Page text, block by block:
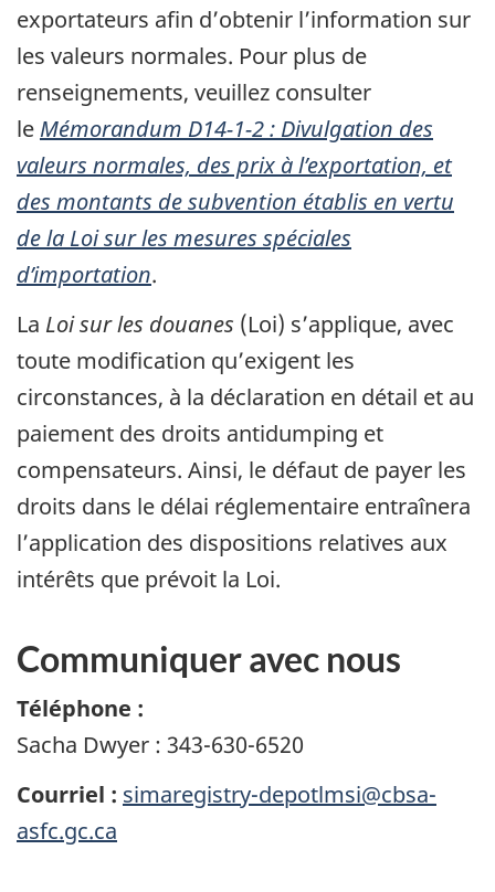
exportateurs afin d’obtenir l’information sur
les valeurs normales. Pour plus de
renseignements, veuillez consulter
le Mémorandum D14-1-2 : Divulgation des
valeurs normales, des prix à l’exportation, et
des montants de subvention établis en vertu
de la Loi sur les mesures spéciales
d’importation.
La Loi sur les douanes (Loi) s’applique, avec
toute modification qu’exigent les
circonstances, à la déclaration en détail et au
paiement des droits antidumping et
compensateurs. Ainsi, le défaut de payer les
droits dans le délai réglementaire entraînera
l’application des dispositions relatives aux
intérêts que prévoit la Loi.
Communiquer avec nous
Téléphone :
Sacha Dwyer : 343-630-6520
Courriel : simaregistry-depotlmsi@cbsa-
asfc.gc.ca